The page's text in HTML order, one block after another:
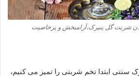
شربت گل پنیرک،آرامبخش و پرخاصیت
سنتی ابتدا تخم شربتی را تمیز می کنیم،